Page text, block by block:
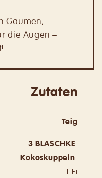
Gaumen,
die Augen –
Zutaten
Teig
3 BLASCHKE
Kokoskuppeln
1 Ei